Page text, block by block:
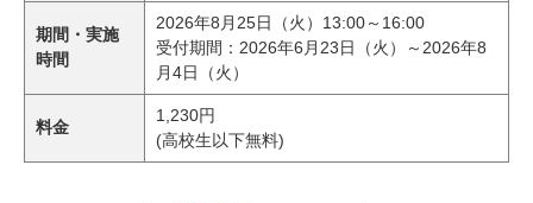
期間・実施
時間
2026年8月25日（火）13:00～16:00
受付期間：2026年6月23日（火）～2026年8
月4日（火）
料金
1,230円
(高校生以下無料)